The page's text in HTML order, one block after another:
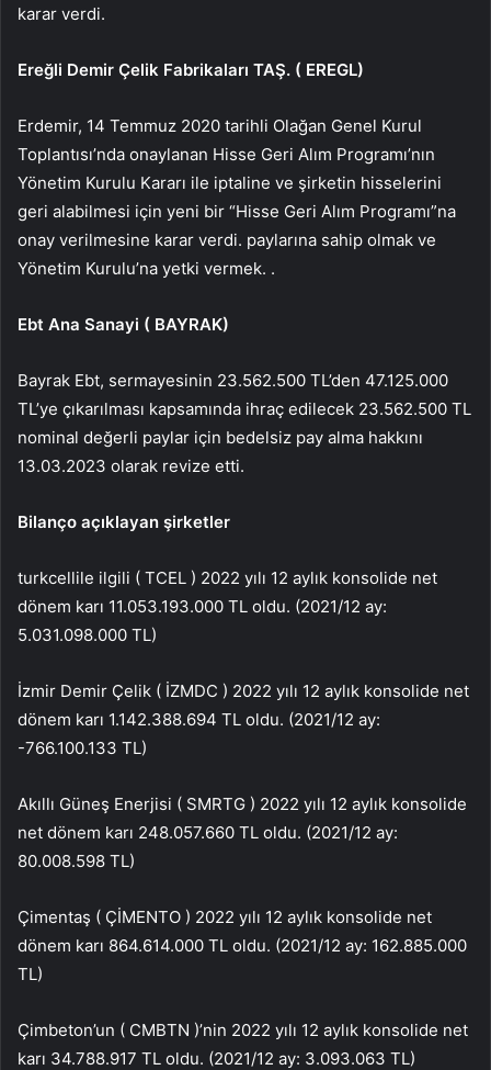
karar verdi.
Ereğli Demir Çelik Fabrikaları TAŞ. ( EREGL)
Erdemir, 14 Temmuz 2020 tarihli Olağan Genel Kurul
Toplantısı’nda onaylanan Hisse Geri Alım Programı’nın
Yönetim Kurulu Kararı ile iptaline ve şirketin hisselerini
geri alabilmesi için yeni bir “Hisse Geri Alım Programı”na
onay verilmesine karar verdi. paylarına sahip olmak ve
Yönetim Kurulu’na yetki vermek. .
Ebt Ana Sanayi ( BAYRAK)
Bayrak Ebt, sermayesinin 23.562.500 TL’den 47.125.000
TL’ye çıkarılması kapsamında ihraç edilecek 23.562.500 TL
nominal değerli paylar için bedelsiz pay alma hakkını
13.03.2023 olarak revize etti.
Bilanço açıklayan şirketler
turkcellile ilgili ( TCEL ) 2022 yılı 12 aylık konsolide net
dönem karı 11.053.193.000 TL oldu. (2021/12 ay:
5.031.098.000 TL)
İzmir Demir Çelik ( İZMDC ) 2022 yılı 12 aylık konsolide net
dönem karı 1.142.388.694 TL oldu. (2021/12 ay:
-766.100.133 TL)
Akıllı Güneş Enerjisi ( SMRTG ) 2022 yılı 12 aylık konsolide
net dönem karı 248.057.660 TL oldu. (2021/12 ay:
80.008.598 TL)
Çimentaş ( ÇİMENTO ) 2022 yılı 12 aylık konsolide net
dönem karı 864.614.000 TL oldu. (2021/12 ay: 162.885.000
TL)
Çimbeton’un ( CMBTN )’nin 2022 yılı 12 aylık konsolide net
karı 34.788.917 TL oldu. (2021/12 ay: 3.093.063 TL)